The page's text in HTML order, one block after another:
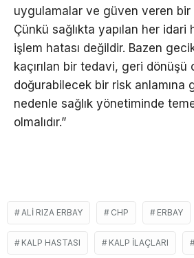
uygulamalar ve güven veren bir
Çünkü sağlıkta yapılan her
işlem hatası değildir. Bazen
kaçırılan bir tedavi, geri
doğurabilecek bir risk anlamına
nedenle sağlık yönetiminde
olmalıdır.”
ALI RIZA ERBAY CHP ERBAY
KALP HASTASI KALP ILAÇLARI